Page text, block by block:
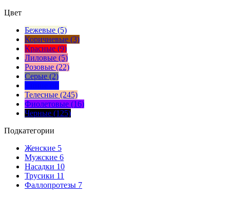
Цвет
Бежевые (5)
Коричневые (3)
Красные (9)
Лиловые (5)
Розовые (22)
Серые (2)
Телесные (245)
Фиолетовые (16)
Черные (125)
Подкатегории
Женские 5
Мужские 6
Насадки 10
Трусики 11
Фаллопротезы 7